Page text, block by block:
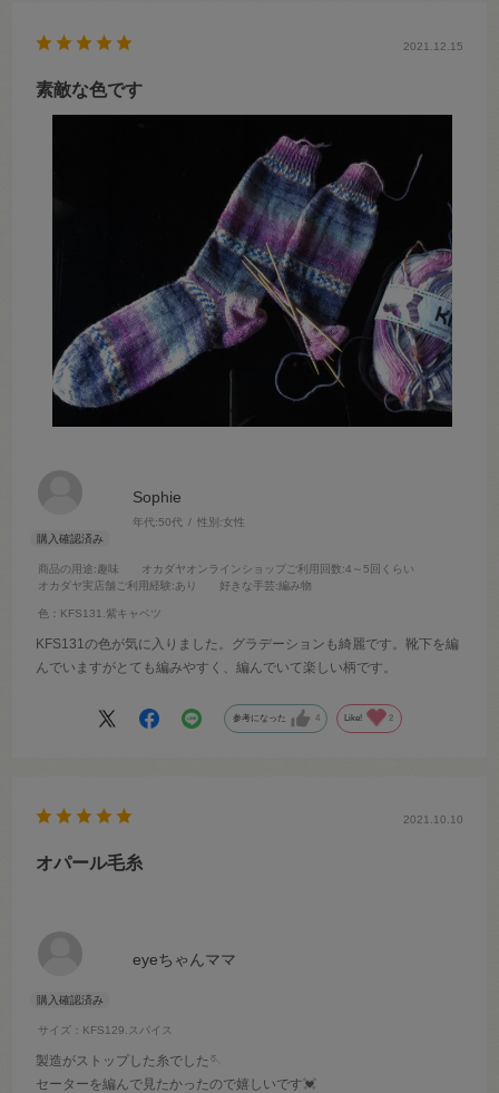
Sophie
年代:50代 性別:女性
商品の用途:趣味 オカダヤオンラインショップご利用回数:4～5回くらい
オカダヤ実店舗ご利用経験:あり 好きな手芸:編み物
色：KFS131.紫キャベツ
2021.12.15
素敵な色です
KFS131の色が気に入りました。グラデーションも綺麗です。靴下を編
んでいますがとても編みやすく、編んでいて楽しい柄です。
参考になった 4 Like! 2
eyeちゃんママ
サイズ：KFS129.スパイス
2021.10.10
オパール毛糸
製造がストップした糸でした🪡
セーターを編んで見たかったので嬉しいです💓